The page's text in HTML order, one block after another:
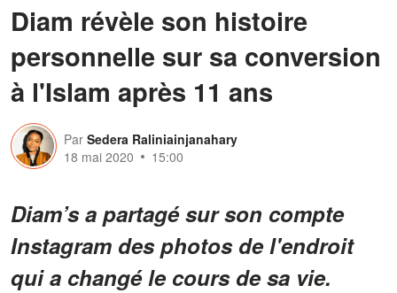
Diam révèle son histoire
personnelle sur sa conversion
à l'Islam après 11 ans
Par Sedera Raliniainjanahary
18 mai 2020
15:00
Diam’s a partagé sur son compte
Instagram des photos de l'endroit
qui a changé le cours de sa vie.